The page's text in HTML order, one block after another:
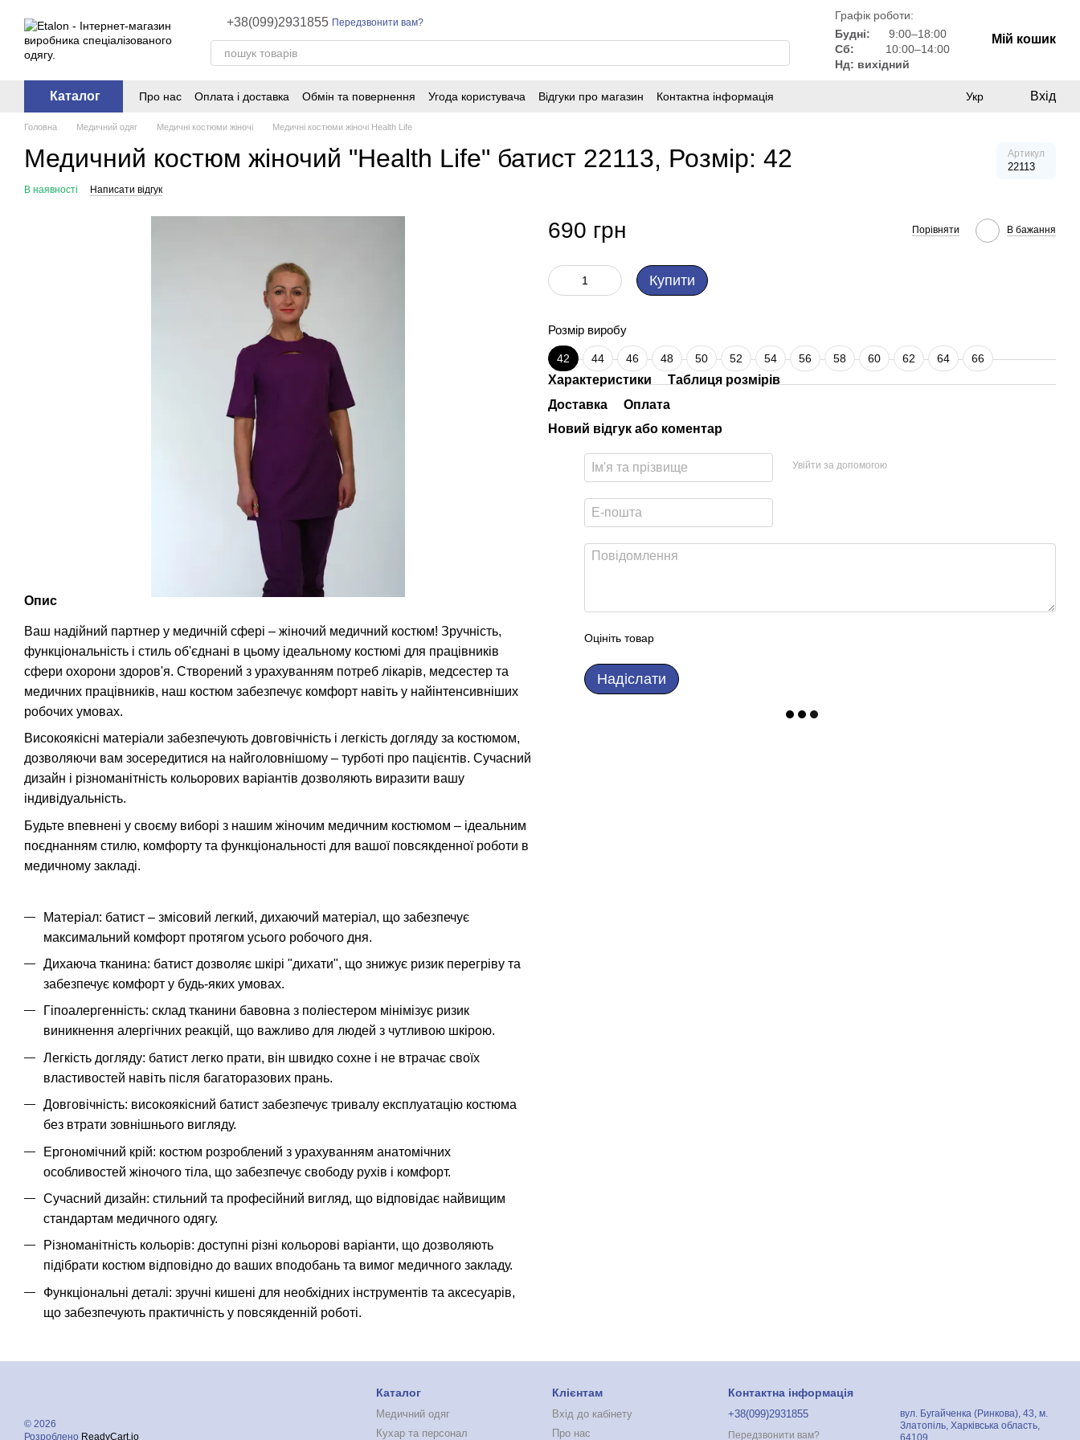
+38(099)2931855 Передзвонити вам?
Графік роботи:
Будні:
9:00–18:00
Сб:
10:00–14:00
Нд: вихідний
Мій кошик
Каталог Про нас Оплата і доставка Обмін та повернення Угода користувача Відгуки про магазин Контактна інформація Укр Вхід
Головна Медичний одяг Медичні костюми жіночі Медичні костюми жіночі Health Life
Медичний костюм жіночий "Health Life" батист 22113, Розмір: 42 Артикул
22113
В наявності Написати відгук
Опис
Ваш надійний партнер у медичній сфері – жіночий медичний костюм! Зручність,
функціональність і стиль об'єднані в цьому ідеальному костюмі для працівників
сфери охорони здоров'я. Створений з урахуванням потреб лікарів, медсестер та
медичних працівників, наш костюм забезпечує комфорт навіть у найінтенсивніших
робочих умовах.
Високоякісні матеріали забезпечують довговічність і легкість догляду за костюмом,
дозволяючи вам зосередитися на найголовнішому – турботі про пацієнтів. Сучасний
дизайн і різноманітність кольорових варіантів дозволяють виразити вашу
індивідуальність.
Будьте впевнені у своєму виборі з нашим жіночим медичним костюмом – ідеальним
поєднанням стилю, комфорту та функціональності для вашої повсякденної роботи в
медичному закладі.
Матеріал: батист – змісовий легкий, дихаючий матеріал, що забезпечує
максимальний комфорт протягом усього робочого дня.
Дихаюча тканина: батист дозволяє шкірі "дихати", що знижує ризик перегріву та
забезпечує комфорт у будь-яких умовах.
Гіпоалергенність: склад тканини бавовна з поліестером мінімізує ризик
виникнення алергічних реакцій, що важливо для людей з чутливою шкірою.
Легкість догляду: батист легко прати, він швидко сохне і не втрачає своїх
властивостей навіть після багаторазових прань.
Довговічність: високоякісний батист забезпечує тривалу експлуатацію костюма
без втрати зовнішнього вигляду.
Ергономічний крій: костюм розроблений з урахуванням анатомічних
особливостей жіночого тіла, що забезпечує свободу рухів і комфорт.
Сучасний дизайн: стильний та професійний вигляд, що відповідає найвищим
стандартам медичного одягу.
Різноманітність кольорів: доступні різні кольорові варіанти, що дозволяють
підібрати костюм відповідно до ваших вподобань та вимог медичного закладу.
Функціональні деталі: зручні кишені для необхідних інструментів та аксесуарів,
що забезпечують практичність у повсякденній роботі.
690 грн Порівняти В бажання
Купити
Розмір виробу
42 44 46 48 50 52 54 56 58 60 62 64 66
Характеристики
Таблиця розмірів
Доставка
Оплата
Новий відгук або коментар
Увійти за допомогою
Оцініть товар
Надіслати
© 2026
Розроблено ReadyCart.io
Каталог
Медичний одяг
Кухар та персонал
Клієнтам
Вхід до кабінету
Про нас
Контактна інформація
+38(099)2931855
Передзвонити вам?
вул. Бугайченка (Ринкова), 43, м.
Златопіль, Харківська область,
64109